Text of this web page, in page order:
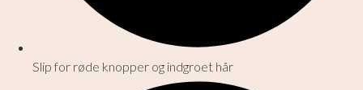
Slip for røde knopper og indgroet hår